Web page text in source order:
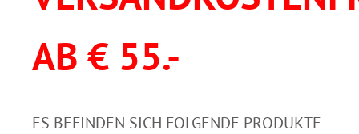
AB € 55.-
ES BEFINDEN SICH FOLGENDE PRODUKTE